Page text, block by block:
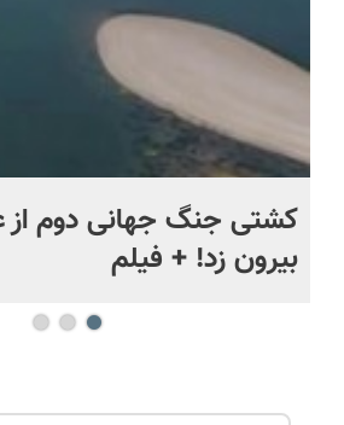
کشتی‌ جنگ جهانی دوم
بیرون زد! + فیلم